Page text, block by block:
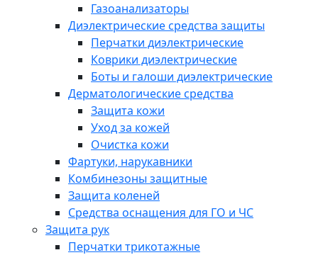
Газоанализаторы
Диэлектрические средства защиты
Перчатки диэлектрические
Коврики диэлектрические
Боты и галоши диэлектрические
Дерматологические средства
Защита кожи
Уход за кожей
Очистка кожи
Фартуки, нарукавники
Комбинезоны защитные
Защита коленей
Средства оснащения для ГО и ЧС
Защита рук
Перчатки трикотажные